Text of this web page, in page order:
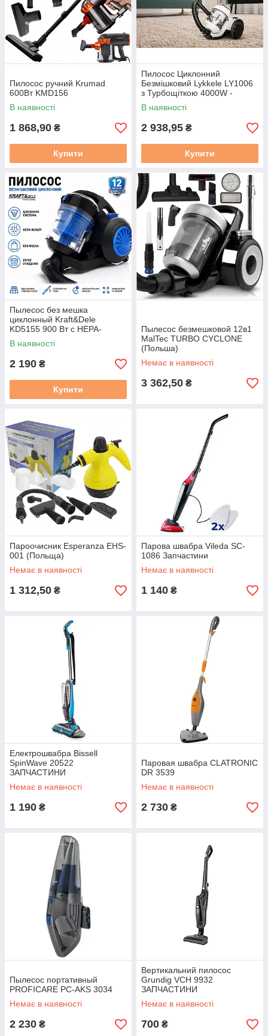
Пилосос ручний Krumad
600Вт KMD156
В наявності
1 868,90 ₴
Купити
Пилосос Циклонний
Безмішковий Lykkele LY1006
з Турбощіткою 4000W -
Супер Потужний і
Ефективний
В наявності
2 938,95 ₴
Купити
Пылесос без мешка
циклонный Kraft&Dele
KD5155 900 Вт с HEPA-
фильтром для дома и
квартиры
В наявності
2 190 ₴
Купити
Пылесос безмешковой 12в1
MalTec TURBO CYCLONE
(Польша)
Немає в наявності
3 362,50 ₴
Пароочисник Esperanza EHS-
001 (Польща)
Немає в наявності
1 312,50 ₴
Парова швабра Vileda SC-
1086 Запчастини
Немає в наявності
1 140 ₴
Електрошвабра Bissell
SpinWave 20522
ЗАПЧАСТИНИ
Немає в наявності
1 190 ₴
Паровая швабра CLATRONIC
DR 3539
Немає в наявності
2 730 ₴
Пылесос портативный
PROFICARE PC-AKS 3034
Немає в наявності
2 230 ₴
Вертикальний пилосос
Grundig VCH 9932
ЗАПЧАСТИНИ
Немає в наявності
700 ₴